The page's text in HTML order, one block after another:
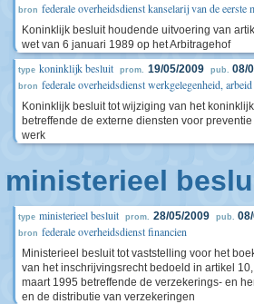
bron federale overheidsdienst kanselarij van de eerste
Koninklijk besluit houdende uitvoering van
wet van 6 januari 1989 op het Arbitragehof
type koninklijk besluit prom. 19/05/2009 pub. 08/
bron federale overheidsdienst werkgelegenheid,
Koninklijk besluit tot wijziging van het
betreffende de externe diensten voor
werk
ministerieel
type ministerieel besluit prom. 28/05/2009 pub.
bron federale overheidsdienst financien
Ministerieel besluit tot vaststelling voor het
van het inschrijvingsrecht bedoeld in artikel
maart 1995 betreffende de verzekerings- en
en de distributie van verzekeringen